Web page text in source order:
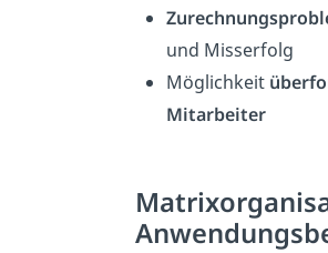
und Misserfolg
Möglichkeit
Mitarbeiter